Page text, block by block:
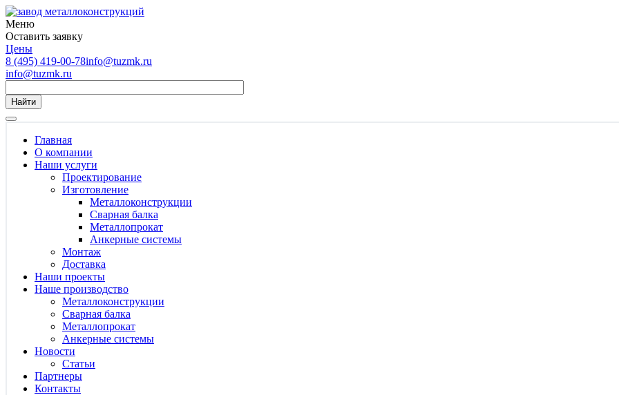
Меню
Оставить заявку
Цены
8 (495) 419-00-78info@tuzmk.ru
info@tuzmk.ru
Найти
Главная
О компании
Наши услуги
Проектирование
Изготовление
Металлоконструкции
Сварная балка
Металлопрокат
Анкерные системы
Монтаж
Доставка
Наши проекты
Наше производство
Металлоконструкции
Сварная балка
Металлопрокат
Анкерные системы
Новости
Статьи
Партнеры
Контакты